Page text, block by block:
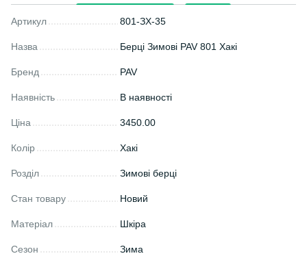
Артикул 801-ЗХ-35
Назва Берці Зимові PAV 801 Хакі
Бренд PAV
Наявність В наявності
Ціна 3450.00
Колір Хакі
Розділ Зимові берці
Стан товару Новий
Матеріал Шкіра
Сезон Зима